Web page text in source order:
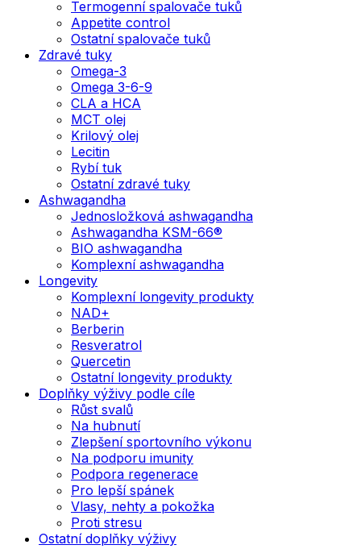
Termogenní spalovače tuků
Appetite control
Ostatní spalovače tuků
Zdravé tuky
Omega-3
Omega 3-6-9
CLA a HCA
MCT olej
Krilový olej
Lecitin
Rybí tuk
Ostatní zdravé tuky
Ashwagandha
Jednosložková ashwagandha
Ashwagandha KSM-66®
BIO ashwagandha
Komplexní ashwagandha
Longevity
Komplexní longevity produkty
NAD+
Berberin
Resveratrol
Quercetin
Ostatní longevity produkty
Doplňky výživy podle cíle
Růst svalů
Na hubnutí
Zlepšení sportovního výkonu
Na podporu imunity
Podpora regenerace
Pro lepší spánek
Vlasy, nehty a pokožka
Proti stresu
Ostatní doplňky výživy